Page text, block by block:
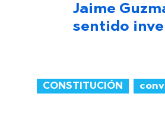
Jaime
sentido
CONSTITUCIÓN